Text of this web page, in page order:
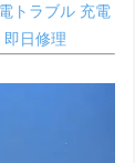
トラブル 充電
即日修理